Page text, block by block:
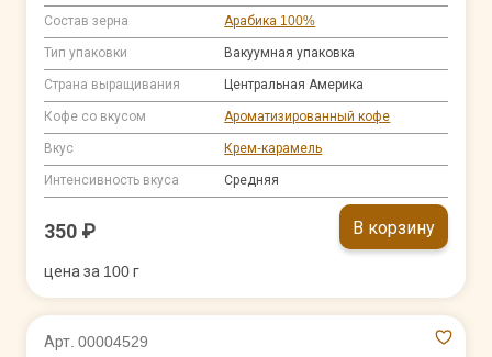
Состав зерна Арабика 100%
Тип упаковки Вакуумная упаковка
Страна выращивания Центральная Америка
Кофе со вкусом Ароматизированный кофе
Вкус Крем-карамель
Интенсивность вкуса Средняя
350 ₽ В корзину
цена за 100 г
Арт. 00004529